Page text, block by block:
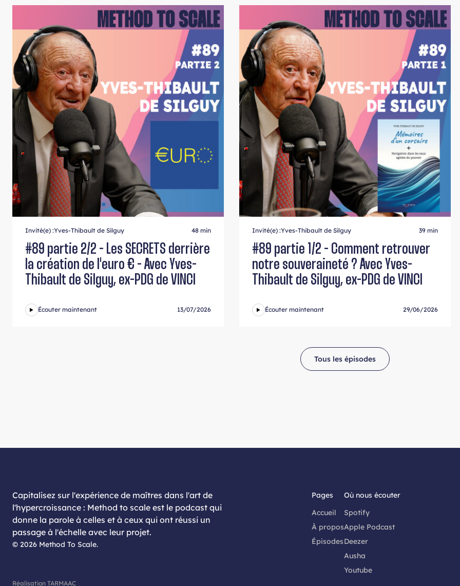
Invité(e) :Yves-Thibault de Silguy 48 min
#89 partie 2/2 - Les SECRETS derrière
la création de l'euro € - Avec Yves-
Thibault de Silguy, ex-PDG de VINCI
Écouter maintenant 13/07/2026
Invité(e) :Yves-Thibault de Silguy 39 min
#89 partie 1/2 - Comment retrouver
notre souveraineté ? Avec Yves-
Thibault de Silguy, ex-PDG de VINCI
Écouter maintenant 29/06/2026
Tous les épisodes
Capitalisez sur l'expérience de maîtres dans l'art de
l'hypercroissance : Method to scale est le podcast qui
donne la parole à celles et à ceux qui ont réussi un
passage à l'échelle avec leur projet.
© 2026 Method To Scale.
Pages
Accueil
À propos
Épisodes
Où nous écouter
Spotify
Apple Podcast
Deezer
Ausha
Youtube
Réalisation TARMAAC